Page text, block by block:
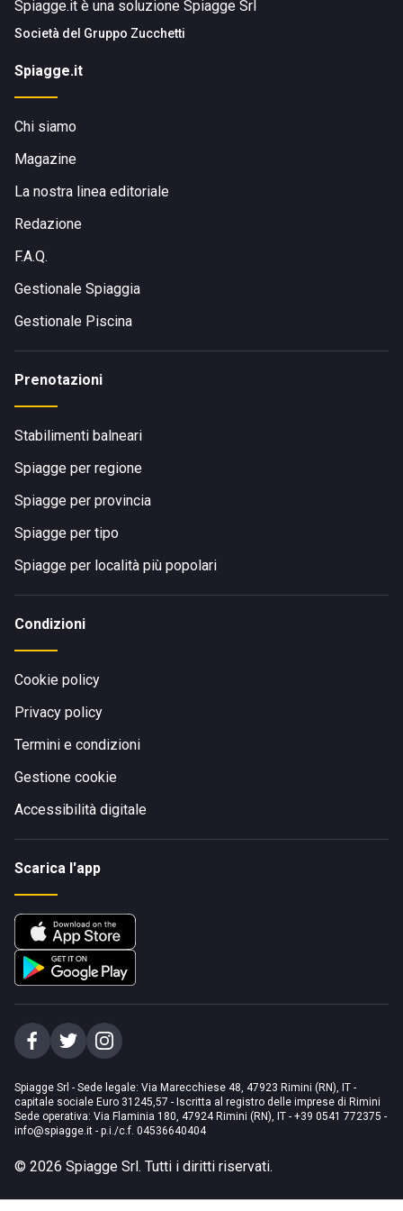
Lo stabilimento balneare è facilmente accessibile sia in
macchina che in moto, ma anche a piedi e in bicicletta. In
Adriatic Village una scelta comoda per chiunque desideri
godersi una giornata sulla splendida spiaggia di Rimini.
Spiagge.it è una soluzione Spiagge Srl
Società del Gruppo Zucchetti
Spiagge.it
Chi siamo
Magazine
La nostra linea editoriale
Redazione
F.A.Q.
Gestionale Spiaggia
Gestionale Piscina
Prenotazioni
Stabilimenti balneari
Spiagge per regione
Spiagge per provincia
Spiagge per tipo
Spiagge per località più popolari
Condizioni
Cookie policy
Privacy policy
Termini e condizioni
Gestione cookie
Accessibilità digitale
Scarica l'app
Spiagge Srl - Sede legale: Via Marecchiese 48, 47923 Rimini (RN), IT -
capitale sociale Euro 31245,57 - Iscritta al registro delle imprese di Rimini
Sede operativa: Via Flaminia 180, 47924 Rimini (RN), IT - +39 0541 772375 -
info@spiagge.it - p.i./c.f. 04536640404
© 2026 Spiagge Srl. Tutti i diritti riservati.